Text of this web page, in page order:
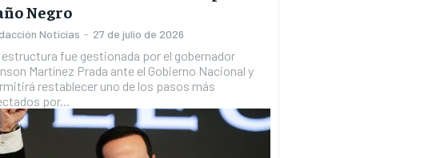
Negro
Noticias - 27 de julio de 2026
estructura fue gestionada por el gobernador
Martínez Prada ante el Gobierno Nacional y
restablecer uno de los pasos más
por...